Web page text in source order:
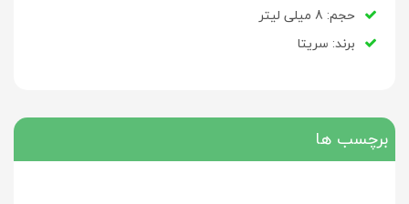
حجم: 8 میلی لیتر
برند: سریتا
برچسب ها